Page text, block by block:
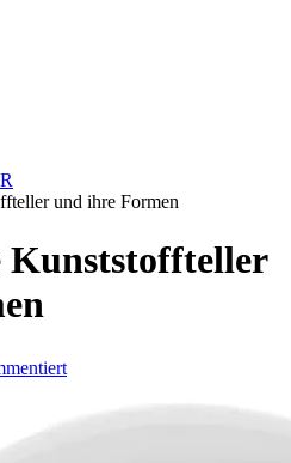
und ihre Formen
Kunststoffteller